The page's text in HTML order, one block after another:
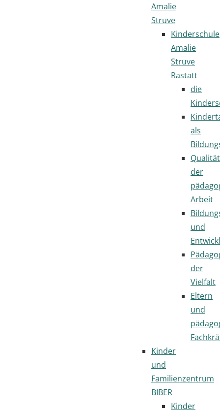
Amalie
Struve
Kinderschule
Amalie
Struve
Rastatt
die
als
Qualität
der
Arbeit
und
der
Vielfalt
Eltern
und
Kinder
und
Familienzentrum
BIBER
Kinder